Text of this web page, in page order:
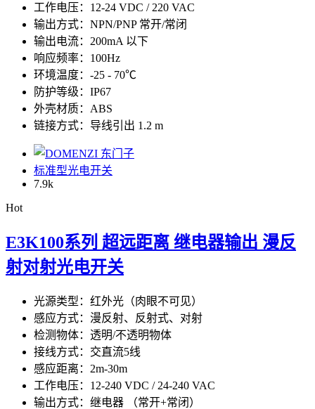
工作电压：12-24 VDC / 220 VAC
输出方式：NPN/PNP 常开/常闭
输出电流：200mA 以下
响应频率：100Hz
环境温度：-25 - 70℃
防护等级：IP67
外壳材质：ABS
链接方式：导线引出 1.2 m
标准型光电开关
7.9k
Hot
E3K100系列 超远距离 继电器输出 漫反
射对射光电开关
光源类型：红外光（肉眼不可见）
感应方式：漫反射、反射式、对射
检测物体：透明/不透明物体
接线方式：交直流5线
感应距离：2m-30m
工作电压：12-240 VDC / 24-240 VAC
输出方式：继电器 （常开+常闭）